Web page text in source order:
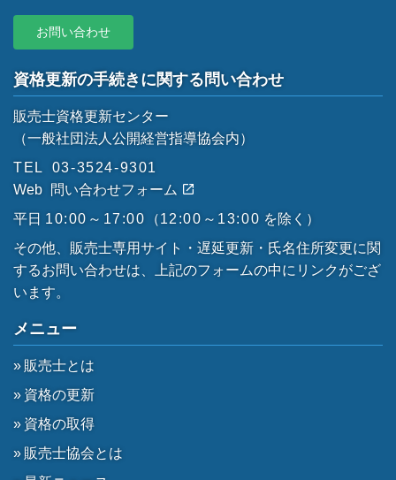
お問い合わせ
資格更新の手続きに関する問い合わせ
販売士資格更新センター
（一般社団法人公開経営指導協会内）
TEL
03-3524-9301
Web
問い合わせフォーム
平日 10:00～17:00 （12:00～13:00 を除く）
その他、販売士専用サイト・遅延更新・氏名住所変更に関
するお問い合わせは、上記のフォームの中にリンクがござ
います。
メニュー
販売士とは
資格の更新
資格の取得
販売士協会とは